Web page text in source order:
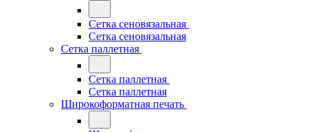
Сетка сеновязальная
Сетка сеновязальная
Сетка паллетная
Сетка паллетная
Сетка паллетная
Широкоформатная печать